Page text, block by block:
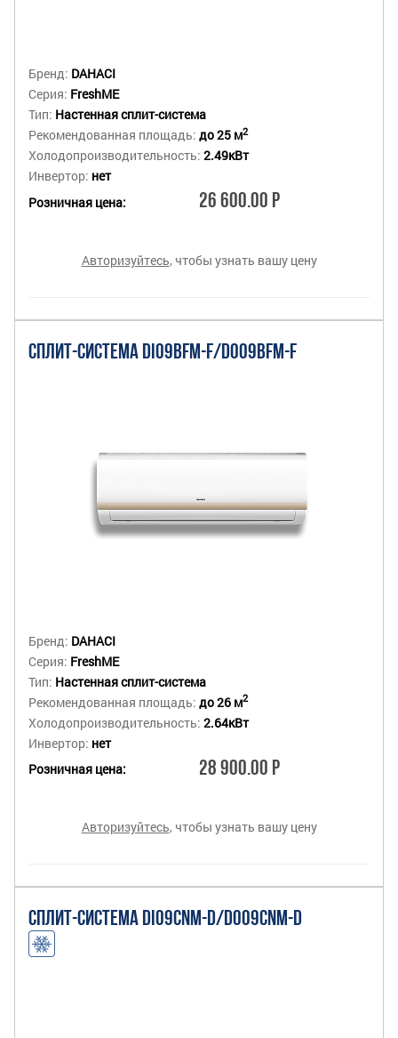
Бренд: DAHACI
Серия: FreshME
Тип: Настенная сплит-система
Рекомендованная площадь: до 25 м2
Холодопроизводительность: 2.49кВт
Инвертор: нет
Розничная цена:
26 600.00 Р
Авторизуйтесь, чтобы узнать вашу цену
СПЛИТ-СИСТЕМА DI09BFM-F/DO09BFM-F
Бренд: DAHACI
Серия: FreshME
Тип: Настенная сплит-система
Рекомендованная площадь: до 26 м2
Холодопроизводительность: 2.64кВт
Инвертор: нет
Розничная цена:
28 900.00 Р
Авторизуйтесь, чтобы узнать вашу цену
СПЛИТ-СИСТЕМА DI09CNM-D/DO09CNM-D